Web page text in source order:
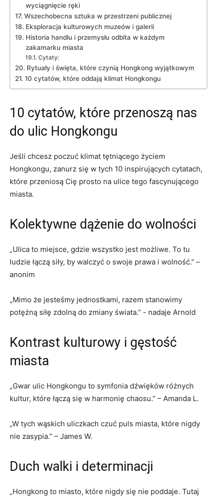
wyciągnięcie ‍ręki
Wszechobecna sztuka w przestrzeni publicznej
Eksploracja kulturowych muzeów ⁤i galerii
Historia handlu i przemysłu odbita w każdym
zakamarku miasta
Cytaty:
Rytuały i święta, które ⁣czynią Hongkong wyjątkowym
10 cytatów, które​ oddają klimat Hongkongu
10 cytatów, które przenoszą nas
do ‌ulic‌ Hongkongu
Jeśli chcesz poczuć klimat tętniącego⁢ życiem
Hongkongu, zanurz się ⁢w‍ tych 10 inspirujących cytatach,⁣
które⁤ przeniosą Cię prosto ⁢na ulice⁣ tego fascynującego
miasta.
Kolektywne‍ dążenie do wolności
„Ulica to miejsce,‌ gdzie wszystko ‌jest możliwe. To tu ​
ludzie łączą siły,‌ by walczyć ⁣o swoje prawa i wolność.” –
anonim
„Mimo że jesteśmy​ jednostkami, razem⁤ stanowimy
‌potężną ​siłę zdolną ​do zmiany‍ świata.” ​- nadaje Arnold
Kontrast ​kulturowy i​ gęstość
miasta
„Gwar​ ulic Hongkongu to symfonia dźwięków‌ różnych⁤
kultur,⁢ które łączą się w harmonię​ chaosu.”​ – ⁢Amanda L.
„W tych ⁣wąskich uliczkach czuć puls miasta,⁤ które‌ nigdy
nie zasypia.” – James W.
Duch walki i determinacji
„Hongkong to miasto, które nigdy się nie poddaje. Tutaj⁤